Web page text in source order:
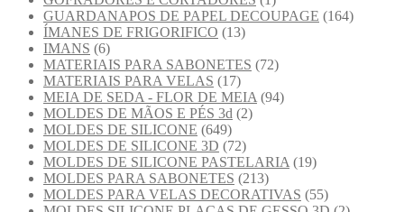
GUARDANAPOS DE PAPEL DECOUPAGE (164)
ÍMANES DE FRIGORIFICO (13)
IMANS (6)
MATERIAIS PARA SABONETES (72)
MATERIAIS PARA VELAS (17)
MEIA DE SEDA - FLOR DE MEIA (94)
MOLDES DE MÃOS E PÉS 3d (2)
MOLDES DE SILICONE (649)
MOLDES DE SILICONE 3D (72)
MOLDES DE SILICONE PASTELARIA (19)
MOLDES PARA SABONETES (213)
MOLDES PARA VELAS DECORATIVAS (55)